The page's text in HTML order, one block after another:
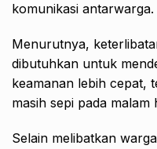
komunikasi antarwarga.
Menurutnya,
dibutuhkan untuk
keamanan lebih cepat,
masih sepi pada malam
Selain melibatkan